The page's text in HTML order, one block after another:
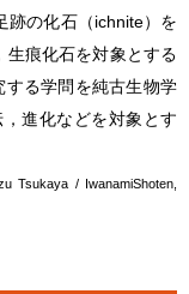
跡の化石（ichnite）を
生痕化石を対象とする
する学問を純古生物学
進化などを対象とす
Tsukaya / IwanamiShoten,